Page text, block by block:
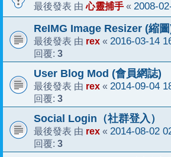
最後發表 由心靈捕手 « 2008-
ReIMG Image Resizer (縮
最後發表 由 rex « 2016-03-14
回覆: 3
User Blog Mod (會員網誌)
最後發表 由 rex « 2014-09-04
回覆: 3
Social Login（社群登入）
最後發表 由 rex « 2014-08-02
回覆: 3